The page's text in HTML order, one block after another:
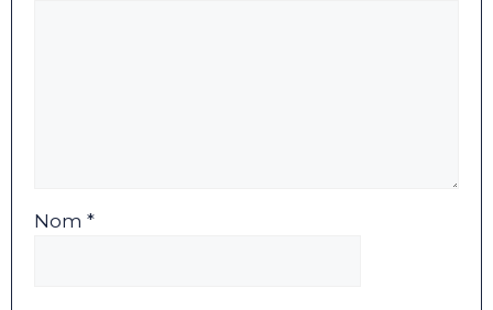
Nom *